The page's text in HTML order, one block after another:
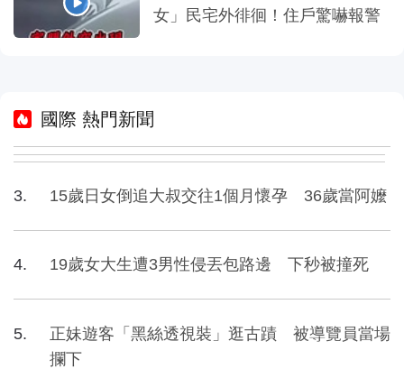
女」民宅外徘徊！住戶驚嚇報警
國際 熱門新聞
15歲日女倒追大叔交往1個月懷孕 36歲當阿嬤
19歲女大生遭3男性侵丟包路邊 下秒被撞死
正妹遊客「黑絲透視裝」逛古蹟 被導覽員當場
攔下